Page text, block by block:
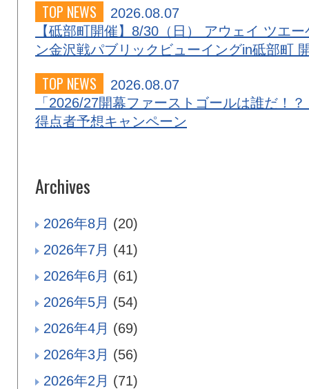
TOP NEWS
2026.08.07
【砥部町開催】8/30（日） アウェイ ツエー
ン金沢戦パブリックビューイングin砥部町
TOP NEWS
2026.08.07
「2026/27開幕ファーストゴールは誰だ！？
得点者予想キャンペーン
Archives
2026年8月 (20)
2026年7月 (41)
2026年6月 (61)
2026年5月 (54)
2026年4月 (69)
2026年3月 (56)
2026年2月 (71)